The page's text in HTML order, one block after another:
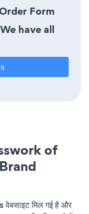
Form
have all
of
मिल गई है और